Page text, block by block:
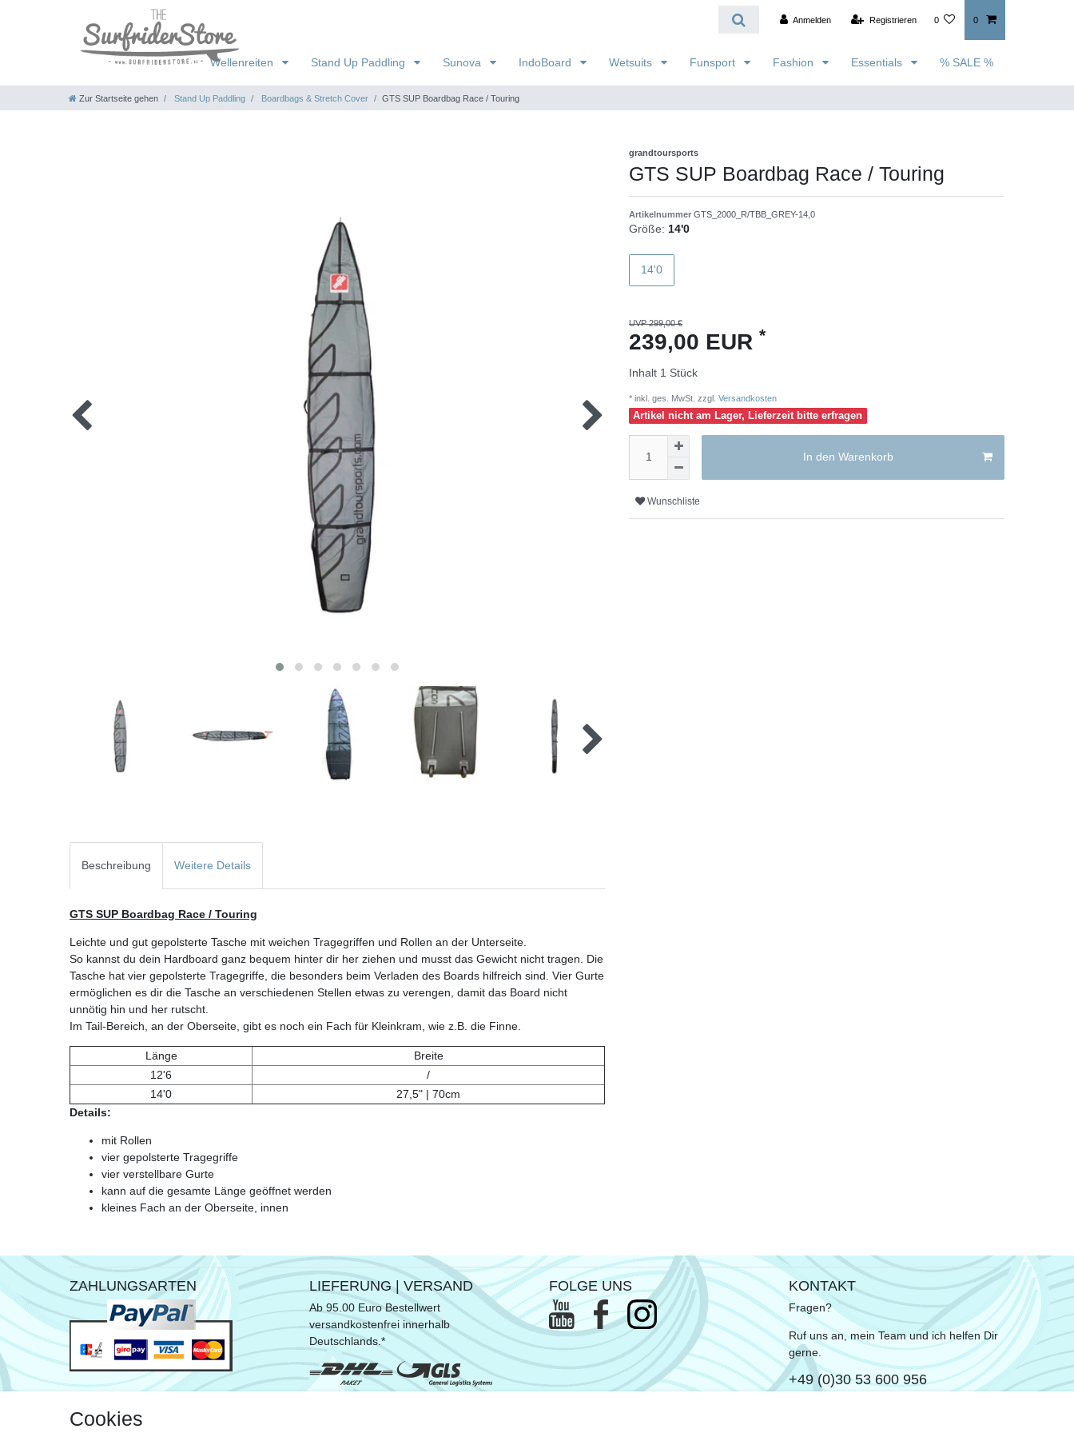
Anmelden Registrieren 0 0
Wellenreiten Stand Up Paddling Sunova IndoBoard Wetsuits Funsport Fashion Essentials % SALE %
Zur Startseite gehen Stand Up Paddling Boardbags & Stretch Cover GTS SUP Boardbag Race / Touring
grandtoursports
GTS SUP Boardbag Race / Touring
Artikelnummer GTS_2000_R/TBB_GREY-14,0
Größe: 14'0
14'0
UVP 299,00 €
239,00 EUR *
Inhalt 1 Stück
* inkl. ges. MwSt. zzgl. Versandkosten
Artikel nicht am Lager, Lieferzeit bitte erfragen
In den Warenkorb
Wunschliste
Beschreibung Weitere Details
GTS SUP Boardbag Race / Touring
Leichte und gut gepolsterte Tasche mit weichen Tragegriffen und Rollen an der Unterseite.
So kannst du dein Hardboard ganz bequem hinter dir her ziehen und musst das Gewicht nicht tragen. Die
Tasche hat vier gepolsterte Tragegriffe, die besonders beim Verladen des Boards hilfreich sind. Vier Gurte
ermöglichen es dir die Tasche an verschiedenen Stellen etwas zu verengen, damit das Board nicht
unnötig hin und her rutscht.
Im Tail-Bereich, an der Oberseite, gibt es noch ein Fach für Kleinkram, wie z.B. die Finne.
Länge
Breite
12'6
/
14'0
27,5" | 70cm
Details:
mit Rollen
vier gepolsterte Tragegriffe
vier verstellbare Gurte
kann auf die gesamte Länge geöffnet werden
kleines Fach an der Oberseite, innen
ZAHLUNGSARTEN LIEFERUNG | VERSAND
Ab 95.00 Euro Bestellwert
versandkostenfrei innerhalb
Deutschlands.*
FOLGE UNS KONTAKT
Fragen?
Ruf uns an, mein Team und ich helfen Dir
gerne.
+49 (0)30 53 600 956
Cookies